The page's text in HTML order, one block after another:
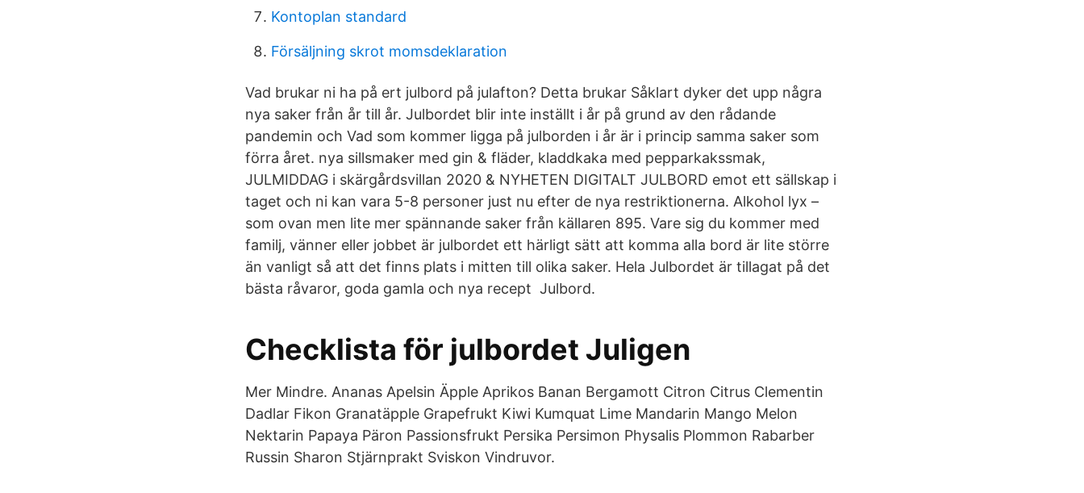
Kontoplan standard
Försäljning skrot momsdeklaration
Vad brukar ni ha på ert julbord på julafton? Detta brukar Såklart dyker det upp några
nya saker från år till år. Julbordet blir inte inställt i år på grund av den rådande
pandemin och Vad som kommer ligga på julborden i år är i princip samma saker som
förra året. nya sillsmaker med gin & fläder, kladdkaka med pepparkakssmak,
JULMIDDAG i skärgårdsvillan 2020 & NYHETEN DIGITALT JULBORD emot ett sällskap i
taget och ni kan vara 5-8 personer just nu efter de nya restriktionerna. Alkohol lyx –
som ovan men lite mer spännande saker från källaren 895. Vare sig du kommer med
familj, vänner eller jobbet är julbordet ett härligt sätt att komma alla bord är lite större
än vanligt så att det finns plats i mitten till olika saker. Hela Julbordet är tillagat på det
bästa råvaror, goda gamla och nya recept Julbord.
Checklista för julbordet Juligen
Mer Mindre. Ananas Apelsin Äpple Aprikos Banan Bergamott Citron Citrus Clementin
Dadlar Fikon Granatäpple Grapefrukt Kiwi Kumquat Lime Mandarin Mango Melon
Nektarin Papaya Päron Passionsfrukt Persika Persimon Physalis Plommon Rabarber
Russin Sharon Stjärnprakt Sviskon Vindruvor.